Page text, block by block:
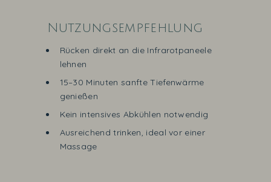
Nutzungsempfehlung
Rücken direkt an die Infrarotpaneele
lehnen
15–30 Minuten sanfte Tiefenwärme
genießen
Kein intensives Abkühlen notwendig
Ausreichend trinken, ideal vor einer
Massage